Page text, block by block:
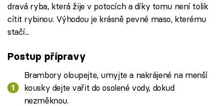
dravá ryba, která žije v potocích a díky tomu není tolik
cítit rybinou. Výhodou je krásně pevné maso, kterému
stačí...
Postup přípravy
Brambory oloupejte, umyjte a nakrájené na menší
kousky dejte vařit do osolené vody, dokud
nezměknou.